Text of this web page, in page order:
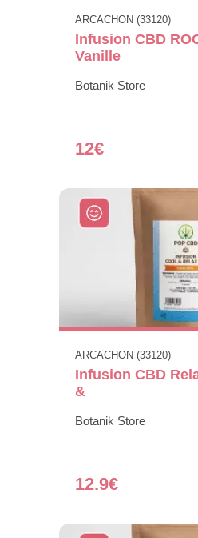
ARCACHON (33120)
Infusion CBD
Vanille
Botanik Store
12€
ARCACHON (33120)
Infusion CBD
&
Botanik Store
12.9€